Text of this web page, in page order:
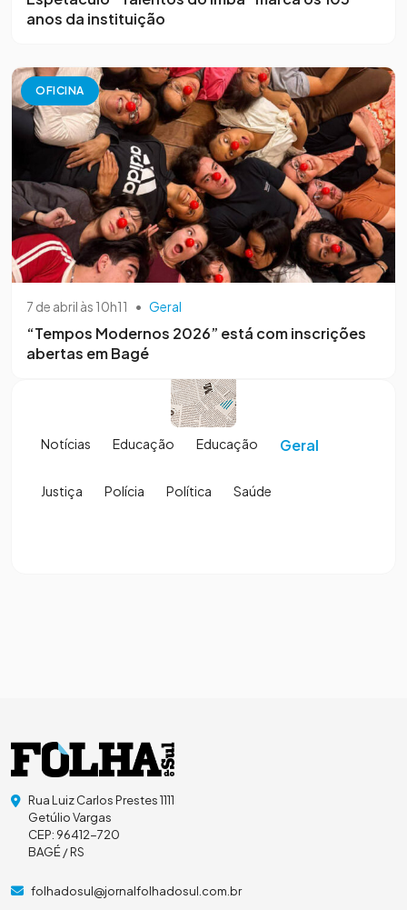
anos da instituição
OFICINA
7 de abril às 10h11 • Geral
“Tempos Modernos 2026” está com inscrições
abertas em Bagé
Notícias Educação Educação Geral
Justiça Polícia Política Saúde
Rua Luiz Carlos Prestes 1111
Getúlio Vargas
CEP: 96412-720
BAGÉ / RS
folhadosul@jornalfolhadosul.com.br